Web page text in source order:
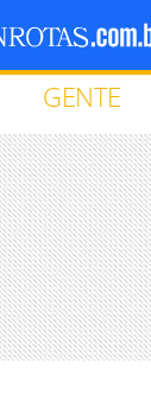
GENTE